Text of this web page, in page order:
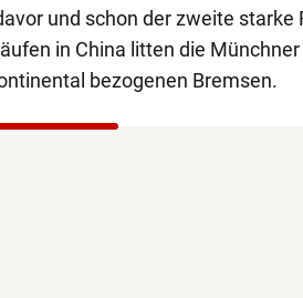
und schon der zweite starke
in China litten die
bezogenen Bremsen.